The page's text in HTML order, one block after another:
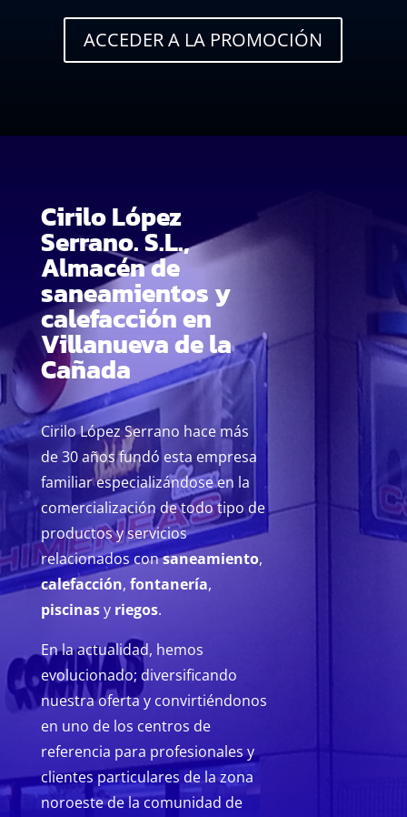
ACCEDER A LA PROMOCIÓN
Cirilo López
Serrano. S.L.,
Almacén de
saneamientos y
calefacción en
Villanueva de la
Cañada
Cirilo López Serrano hace más
de 30 años fundó esta empresa
familiar especializándose en la
comercialización de todo tipo de
productos y servicios
relacionados consaneamiento,
calefacción, fontanería,
piscinasy riegos.
En la actualidad, hemos
evolucionado; diversificando
nuestra oferta y convirtiéndonos
en uno de los centros de
referencia para profesionales y
clientes particulares de la zona
noroeste de la comunidad de